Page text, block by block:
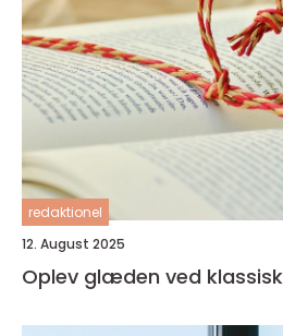
redaktionel
12. August 2025
Oplev glæden ved